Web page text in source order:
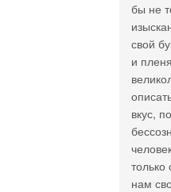
бы не
свой
и
вкус,
только
нам